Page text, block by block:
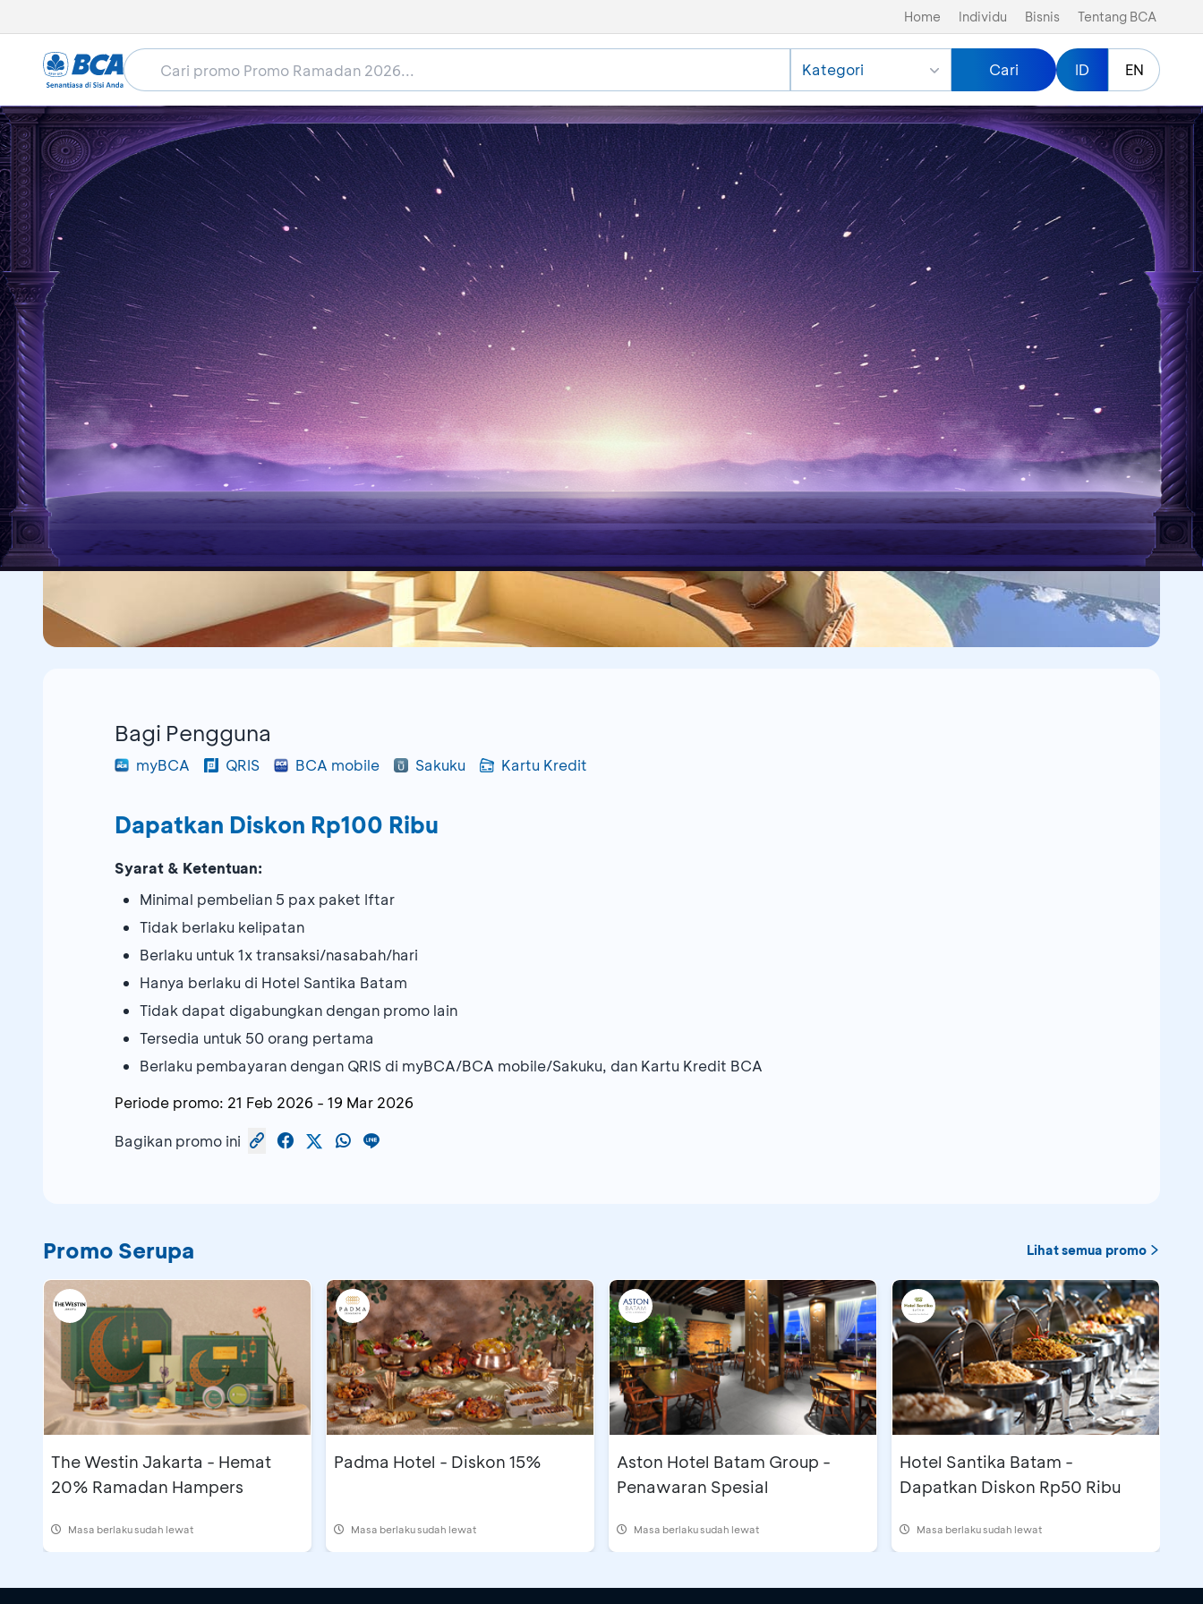
Home Individu Bisnis Tentang BCA
Kategori Cari ID EN
Home Promo Ramadan 2026 Hotel MONTIGO RESORT NONGSA
MONTIGO RESORT NONGSA - Dapatkan Diskon Rp100 Ribu
Masa berlaku sudah lewat (21 Feb 2026 - 19 Mar 2026)
Bagi Pengguna
myBCA QRIS BCA mobile Sakuku Kartu Kredit
Dapatkan Diskon Rp100 Ribu
Syarat & Ketentuan:
Minimal pembelian 5 pax paket Iftar
Tidak berlaku kelipatan
Berlaku untuk 1x transaksi/nasabah/hari
Hanya berlaku di Hotel Santika Batam
Tidak dapat digabungkan dengan promo lain
Tersedia untuk 50 orang pertama
Berlaku pembayaran dengan QRIS di myBCA/BCA mobile/Sakuku, dan Kartu Kredit BCA
Periode promo: 21 Feb 2026 - 19 Mar 2026
Bagikan promo ini
Promo Serupa Lihat semua promo
The Westin Jakarta - Hemat
20% Ramadan Hampers
Masa berlaku sudah lewat
Padma Hotel - Diskon 15%
Masa berlaku sudah lewat
Aston Hotel Batam Group -
Penawaran Spesial
Masa berlaku sudah lewat
Hotel Santika Batam -
Dapatkan Diskon Rp50 Ribu
Masa berlaku sudah lewat